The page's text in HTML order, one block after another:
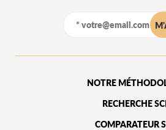
NOTRE
RECHERCHE
COMPARATEUR